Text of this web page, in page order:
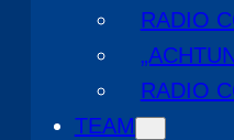
RADIO
RADIO
TEAM